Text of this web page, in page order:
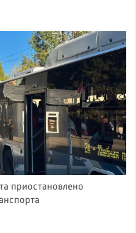
приостановлено